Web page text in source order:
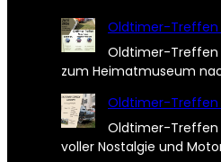
Oldtimer-Treffen
Oldtimer-Treffen
zum Heimatmuseum
Oldtimer-Treffen
Oldtimer-Treffen
voller Nostalgie und